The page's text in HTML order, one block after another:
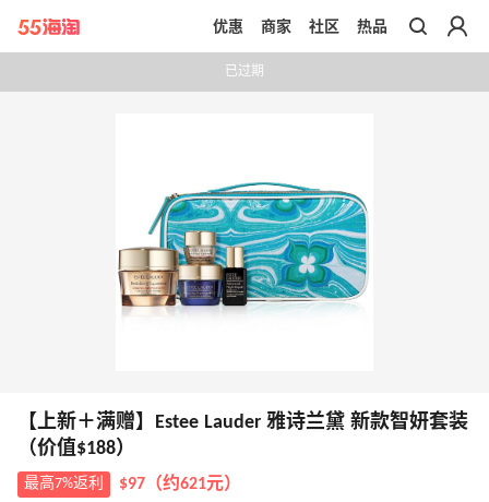
带你去官网买正品
优惠 商家 社区 热品
已过期
【上新＋满赠】Estee Lauder 雅诗兰黛 新款智妍套装
（价值$188）
最高7%返利 $97（约621元）